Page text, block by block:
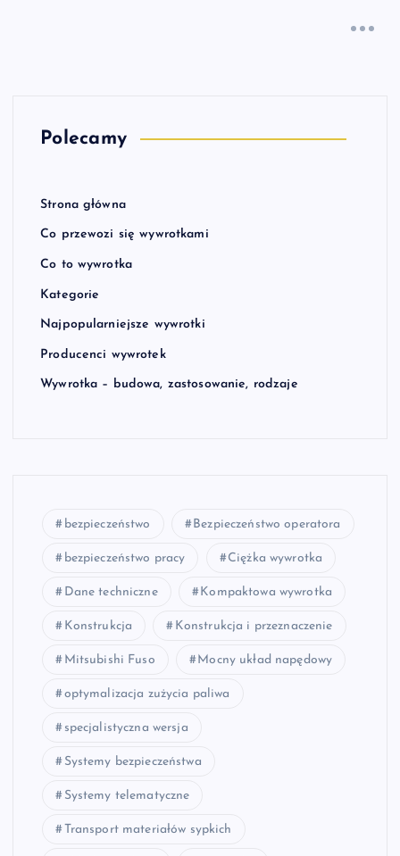
Polecamy
Strona główna
Co przewozi się wywrotkami
Co to wywrotka
Kategorie
Najpopularniejsze wywrotki
Producenci wywrotek
Wywrotka – budowa, zastosowanie, rodzaje
bezpieczeństwo Bezpieczeństwo operatora
bezpieczeństwo pracy Ciężka wywrotka
Dane techniczne Kompaktowa wywrotka
Konstrukcja Konstrukcja i przeznaczenie
Mitsubishi Fuso Mocny układ napędowy
optymalizacja zużycia paliwa
specjalistyczna wersja
Systemy bezpieczeństwa
Systemy telematyczne
Transport materiałów sypkich